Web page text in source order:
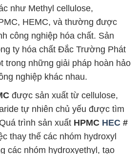
như Methyl cellulose,
HEMC, và thường được
công nghiệp hóa chất. Sản
ty hóa chất Đắc Trường Phát
trong những giải pháp hoàn hảo
nghiệp khác nhau.
được sản xuất từ cellulose,
tự nhiên chủ yếu được tìm
trình sản xuất HPMC HEC #
thay thế các nhóm hydroxyl
các nhóm hydroxyethyl, tạo